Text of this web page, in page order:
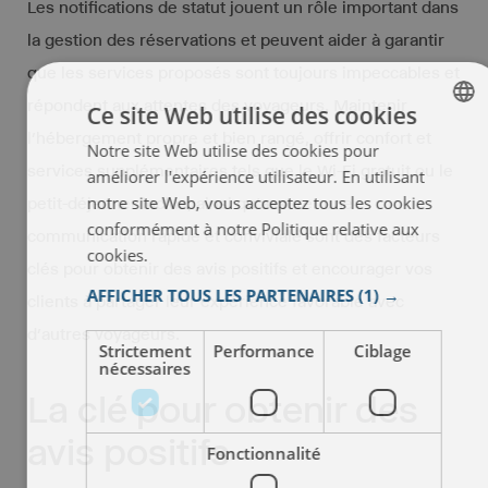
Les notifications de statut jouent un rôle important dans
la gestion des réservations et peuvent aider à garantir
que les services proposés sont toujours impeccables et
répondent aux attentes des voyageurs. Maintenir
services supplémentaires tels que le Wi-Fi gratuit ou le
petit-déjeuner inclus, ainsi qu’assurer une
communication rapide et conviviale sont des facteurs
clés pour obtenir des avis positifs et encourager vos
clients à partager leur expérience favorable avec
d’autres voyageurs.
La clé pour obtenir des
avis positifs
ITALIAN
Ce site Web utilise des cookies
Notre site Web utilise des cookies pour
améliorer l'expérience utilisateur. En utilisant
notre site Web, vous acceptez tous les cookies
conformément à notre Politique relative aux
cookies.
AFFICHER TOUS LES PARTENAIRES (1) →
Strictement
nécessaires
Performance Ciblage
Fonctionnalité